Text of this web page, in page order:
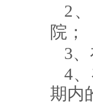
2
院；
3
4
期内